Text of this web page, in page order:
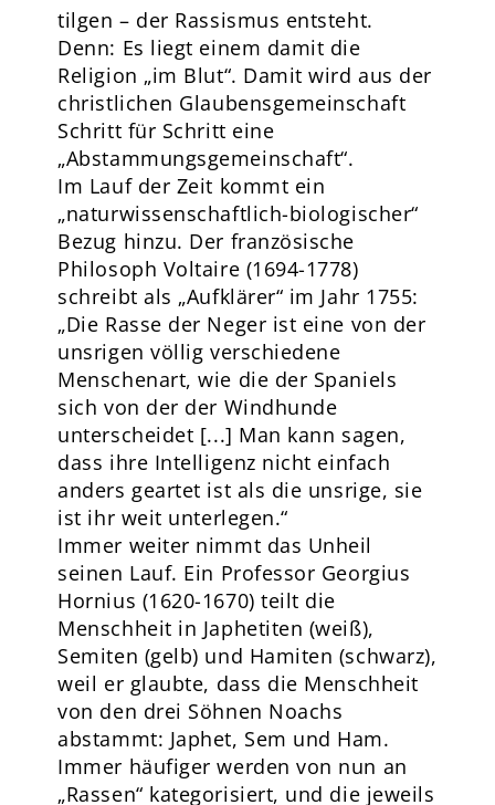
tilgen – der Rassismus entsteht.
Denn: Es liegt einem damit die
Religion „im Blut“. Damit wird aus der
christlichen Glaubensgemeinschaft
Schritt für Schritt eine
„Abstammungsgemeinschaft“.
Im Lauf der Zeit kommt ein
„naturwissenschaftlich-biologischer“
Bezug hinzu. Der französische
Philosoph Voltaire (1694-1778)
schreibt als „Aufklärer“ im Jahr 1755:
„Die Rasse der Neger ist eine von der
unsrigen völlig verschiedene
Menschenart, wie die der Spaniels
sich von der der Windhunde
unterscheidet [...] Man kann sagen,
dass ihre Intelligenz nicht einfach
anders geartet ist als die unsrige, sie
ist ihr weit unterlegen.“
Immer weiter nimmt das Unheil
seinen Lauf. Ein Professor Georgius
Hornius (1620-1670) teilt die
Menschheit in Japhetiten (weiß),
Semiten (gelb) und Hamiten (schwarz),
weil er glaubte, dass die Menschheit
von den drei Söhnen Noachs
abstammt: Japhet, Sem und Ham.
Immer häufiger werden von nun an
„Rassen“ kategorisiert, und die jeweils